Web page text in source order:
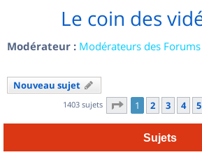
Le coin des
Modérateur : Modérateurs des Forums
Nouveau sujet
1403 sujets Page 1sur
1 2 3 4 5
Sujets